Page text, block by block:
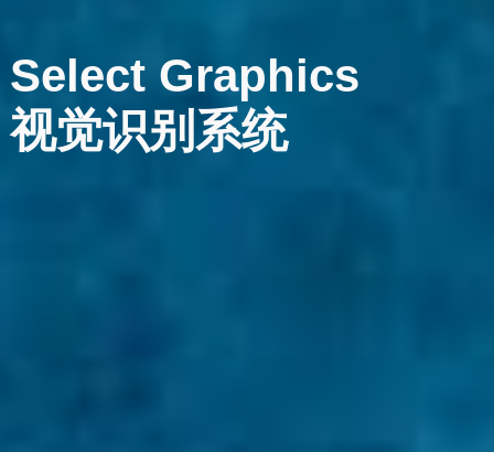
Select Graphics
视觉识别系统